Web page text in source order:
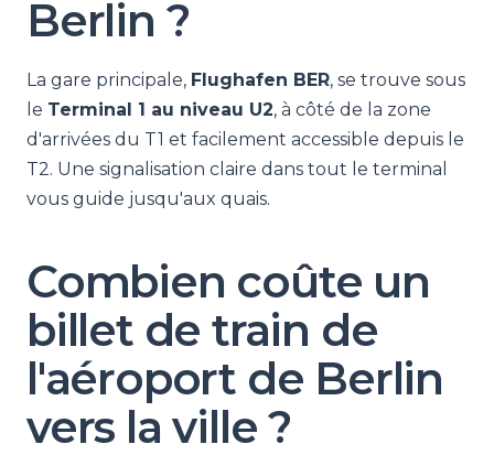
Berlin ?
La gare principale, Flughafen BER, se trouve sous
le Terminal 1 au niveau U2, à côté de la zone
d'arrivées du T1 et facilement accessible depuis le
T2. Une signalisation claire dans tout le terminal
vous guide jusqu'aux quais.
Combien coûte un
billet de train de
l'aéroport de Berlin
vers la ville ?